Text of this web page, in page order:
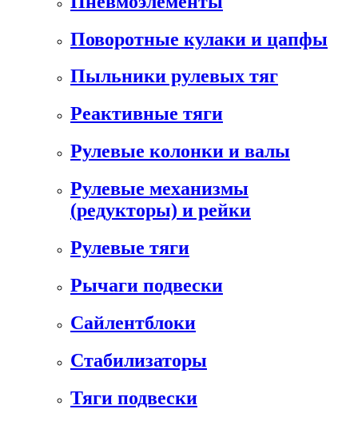
Поворотные кулаки и цапфы
Пыльники рулевых тяг
Реактивные тяги
Рулевые колонки и валы
Рулевые механизмы
(редукторы) и рейки
Рулевые тяги
Рычаги подвески
Сайлентблоки
Стабилизаторы
Тяги подвески